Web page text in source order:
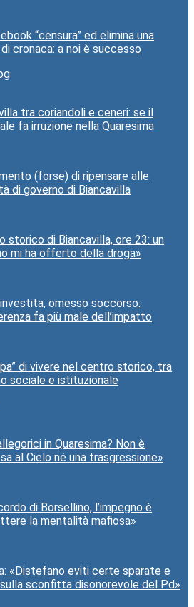
“censura” ed elimina una
cronaca: a noi è successo
tra coriandoli e ceneri: se il
fa irruzione nella Quaresima
(forse) di ripensare alle
di governo di Biancavilla
storico di Biancavilla, ore 23: un
mi ha offerto della droga»
omesso soccorso:
fa più male dell’impatto
di vivere nel centro storico, tra
sociale e istituzionale
in Quaresima? Non è
al Cielo né una trasgressione»
di Borsellino, l’impegno è
la mentalità mafiosa»
«Distefano eviti certe sparate e
sconfitta disonorevole del Pd»